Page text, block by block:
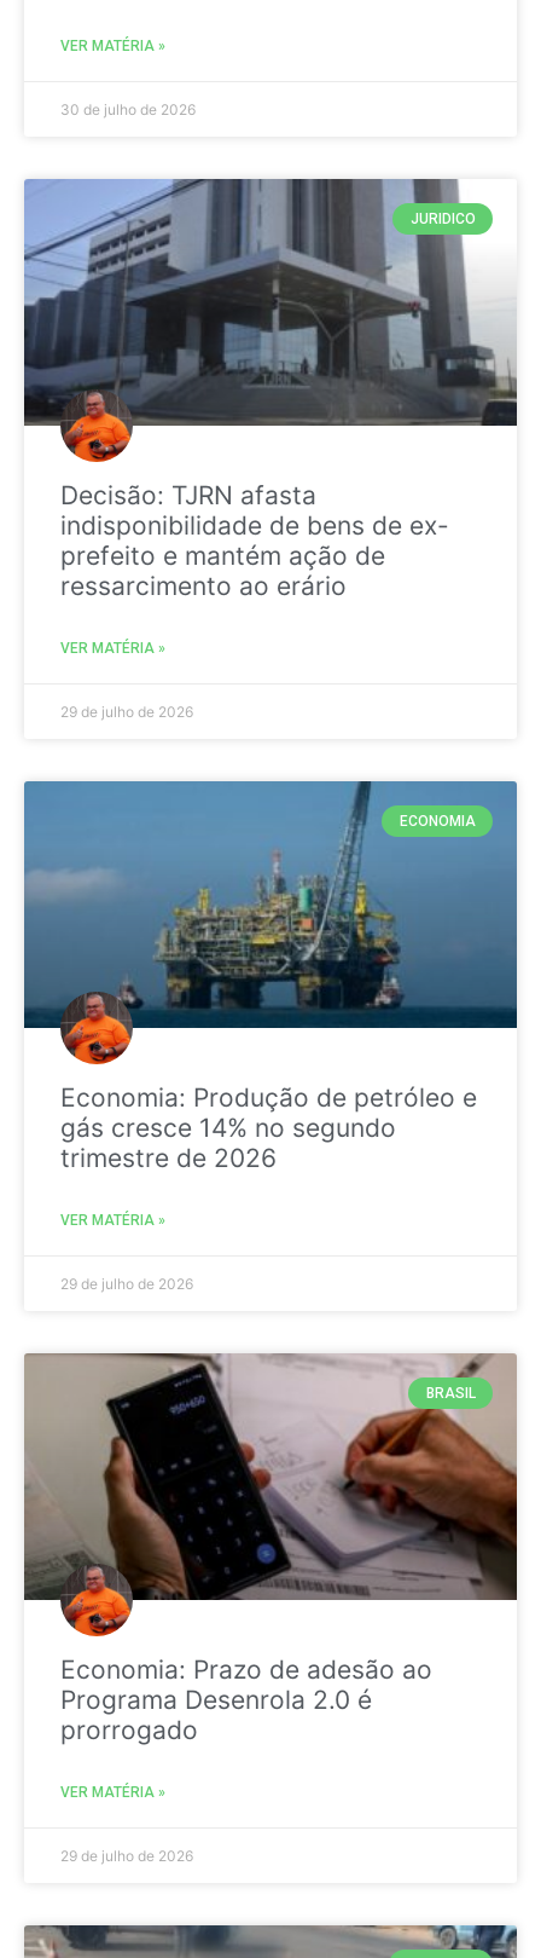
VER MATÉRIA »
30 de julho de 2026
JURIDICO
Decisão: TJRN afasta
indisponibilidade de bens de ex-
prefeito e mantém ação de
ressarcimento ao erário
VER MATÉRIA »
29 de julho de 2026
ECONOMIA
Economia: Produção de petróleo e
gás cresce 14% no segundo
trimestre de 2026
VER MATÉRIA »
29 de julho de 2026
BRASIL
Economia: Prazo de adesão ao
Programa Desenrola 2.0 é
prorrogado
VER MATÉRIA »
29 de julho de 2026